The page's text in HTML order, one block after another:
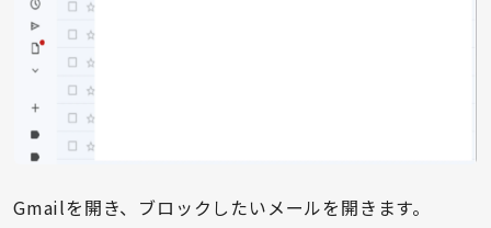
Gmailを開き、ブロックしたいメールを開きます。